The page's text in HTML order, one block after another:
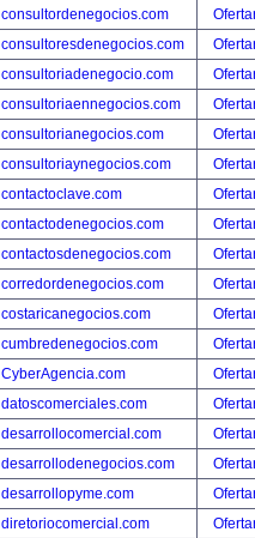
consultordenegocios.com
consultoresdenegocios.com
consultoriadenegocio.com
consultoriaennegocios.com
consultorianegocios.com
consultoriaynegocios.com
contactoclave.com
contactodenegocios.com
contactosdenegocios.com
corredordenegocios.com
costaricanegocios.com
cumbredenegocios.com
CyberAgencia.com
datoscomerciales.com
desarrollocomercial.com
desarrollodenegocios.com
desarrollopyme.com
diretoriocomercial.com